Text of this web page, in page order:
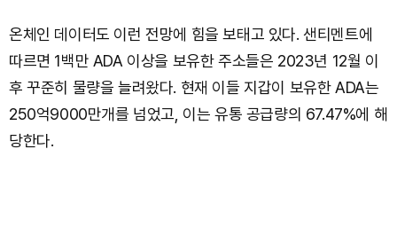
온체인 데이터도 이런 전망에 힘을 보태고 있다. 샌티멘트에
따르면 1백만 ADA 이상을 보유한 주소들은 2023년 12월 이
후 꾸준히 물량을 늘려왔다. 현재 이들 지갑이 보유한 ADA는
250억9000만개를 넘었고, 이는 유통 공급량의 67.47%에 해
당한다.